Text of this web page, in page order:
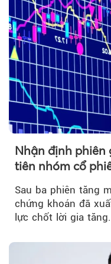
Nhận định phiên
tiên nhóm cổ
Sau ba phiên tăng
chứng khoán đã
lực chốt lời gia